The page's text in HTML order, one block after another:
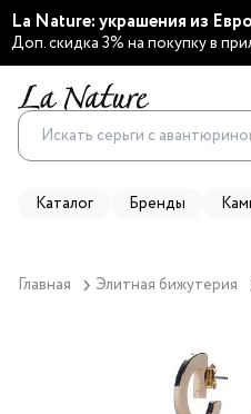
La Nature: украшения из
Доп. скидка 3% на покупку в
Каталог Бренды
Главная Элитная бижутерия